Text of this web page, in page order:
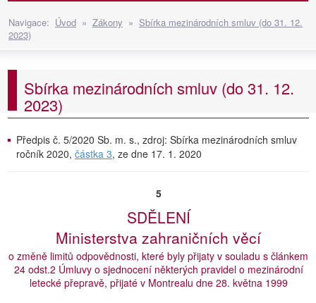
Navigace: Úvod » Zákony » Sbírka mezinárodních smluv (do 31. 12.
2023)
Sbírka mezinárodních smluv (do 31. 12.
2023)
Předpis č. 5/2020 Sb. m. s., zdroj: Sbírka mezinárodních smluv
ročník 2020, částka 3, ze dne 17. 1. 2020
5
SDĚLENÍ
Ministerstva zahraničních věcí
o změně limitů odpovědnosti, které byly přijaty v souladu s článkem
24 odst.2 Úmluvy o sjednocení některých pravidel o mezinárodní
letecké přepravě, přijaté v Montrealu dne 28. května 1999